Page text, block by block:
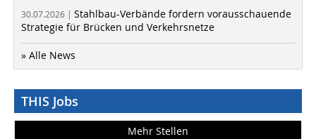
30.07.2026 | Stahlbau-Verbände fordern vorausschauende
Strategie für Brücken und Verkehrsnetze
» Alle News
THIS Jobs
Mehr Stellen